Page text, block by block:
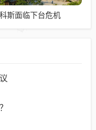
斯面临下台危机